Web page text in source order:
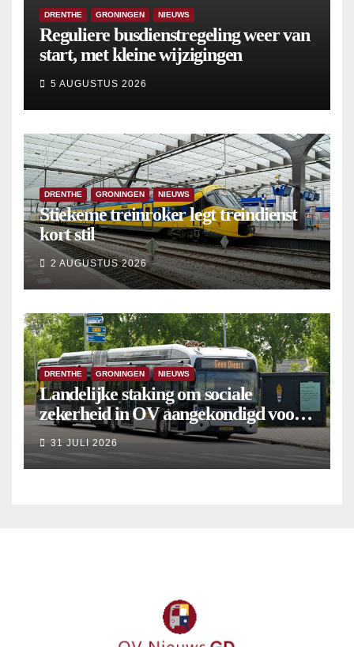
DRENTHE GRONINGEN NIEUWS
Reguliere busdienstregeling weer van
start, met kleine wijzigingen
5 AUGUSTUS 2026
DRENTHE GRONINGEN NIEUWS
Stiekeme treinroker legt treindienst
kort stil
2 AUGUSTUS 2026
DRENTHE GRONINGEN NIEUWS
Landelijke staking om sociale
zekerheid in OV aangekondigd voor 9
september
31 JULI 2026